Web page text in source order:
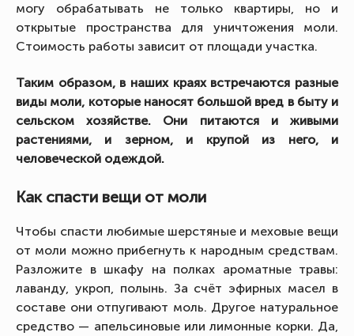
могу обрабатывать не только квартиры, но и
открытые пространства для уничтожения моли.
Стоимость работы зависит от площади участка.
Таким образом, в наших краях встречаются разные
виды моли, которые наносят большой вред в быту и
сельском хозяйстве. Они питаются и живыми
растениями, и зерном, и крупой из него, и
человеческой одеждой.
Как спасти вещи от моли
Чтобы спасти любимые шерстяные и меховые вещи
от моли можно прибегнуть к народным средствам.
Разложите в шкафу на полках ароматные травы:
лаванду, укроп, полынь. За счёт эфирных масел в
составе они отпугивают моль. Другое натуральное
средство — апельсиновые или лимонные корки. Да,